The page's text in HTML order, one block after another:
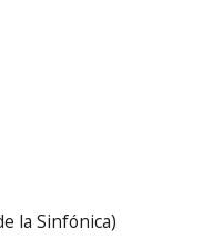
la Sinfónica)